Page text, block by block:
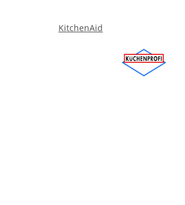
KitchenAid